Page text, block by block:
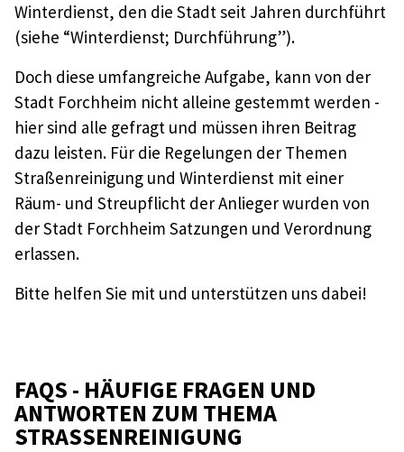
Winterdienst, den die Stadt seit Jahren durchführt
(siehe “Winterdienst; Durchführung”).
Doch diese umfangreiche Aufgabe, kann von der
Stadt Forchheim nicht alleine gestemmt werden -
hier sind alle gefragt und müssen ihren Beitrag
dazu leisten. Für die Regelungen der Themen
Straßenreinigung und Winterdienst mit einer
Räum- und Streupflicht der Anlieger wurden von
der Stadt Forchheim Satzungen und Verordnung
erlassen.
Bitte helfen Sie mit und unterstützen uns dabei!
FAQS - HÄUFIGE FRAGEN UND
ANTWORTEN ZUM THEMA
STRASSENREINIGUNG